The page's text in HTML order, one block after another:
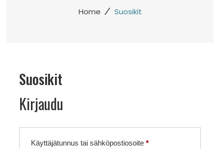
Home / Suosikit
Suosikit
Kirjaudu
Käyttäjätunnus tai sähköpostiosoite *Vaaditaan